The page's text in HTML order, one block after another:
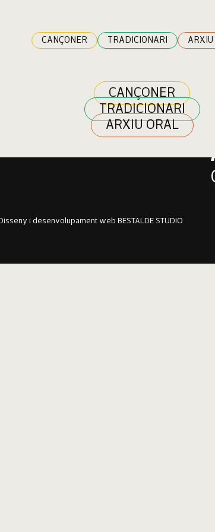
CANÇONER TRADICIONARI
CANÇONER
TRADICIONARI
ARXIU ORAL
Disseny i desenvolupament web BESTALDE STUDIO